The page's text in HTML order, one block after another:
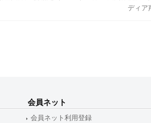
ディア
会員ネット
会員ネット利用登録